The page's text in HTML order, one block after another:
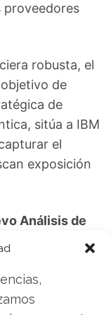
proveedores
robusta, el
de
de
sitúa a IBM
el
exposición
Análisis de
para